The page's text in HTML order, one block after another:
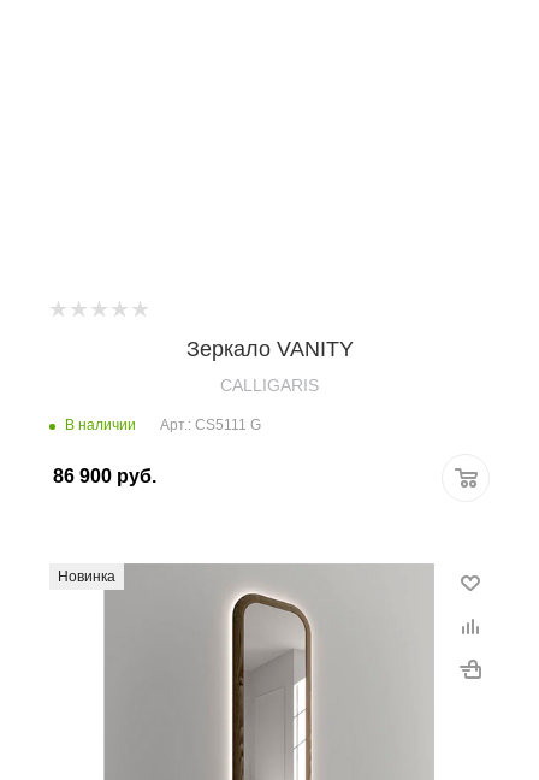
Зеркало VANITY
CALLIGARIS
В наличии Арт.: CS5111 G
86 900 руб.
Новинка